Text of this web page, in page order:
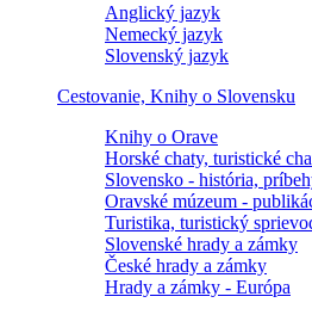
Anglický jazyk
Nemecký jazyk
Slovenský jazyk
Cestovanie, Knihy o Slovensku
Knihy o Orave
Horské chaty, turistické
Slovensko - história,
Oravské múzeum -
Turistika, turistický
Slovenské hrady a zámky
České hrady a zámky
Hrady a zámky - Európa